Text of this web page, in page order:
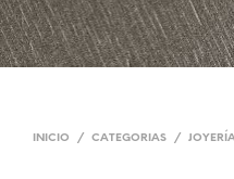
INICIO / CATEGORIAS /